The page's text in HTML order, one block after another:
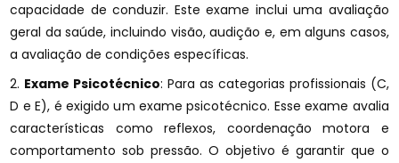
capacidade de conduzir. Este exame inclui uma avaliação
geral da saúde, incluindo visão, audição e, em alguns casos,
a avaliação de condições específicas.
2. Exame Psicotécnico: Para as categorias profissionais (C,
D e E), é exigido um exame psicotécnico. Esse exame avalia
características como reflexos, coordenação motora e
comportamento sob pressão. O objetivo é garantir que o